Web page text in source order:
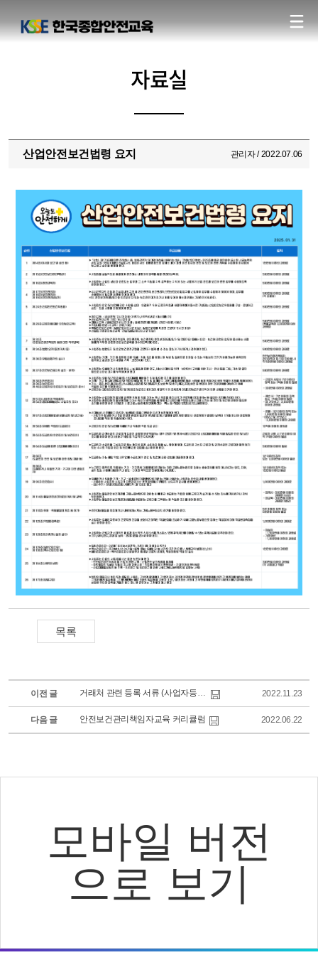
자료실
산업안전보건법령 요지 관리자 / 2022.07.06
이전 글 거래처 관련 등록 서류 (사업자등록증, 통장사본) 2022.11.23
다음 글 안전보건관리책임자교육 커리큘럼 2022.06.22
모바일 버전
으로 보기